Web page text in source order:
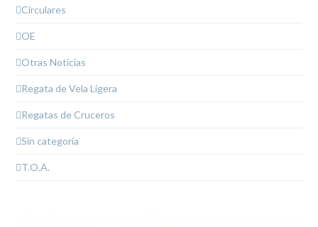
Circulares
OE
Otras Noticias
Regata de Vela Ligera
Regatas de Cruceros
Sin categoría
T.O.A.